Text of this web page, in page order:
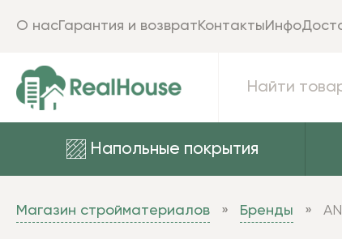
Напольные покрытия
О насГарантия и возвратКонтактыИнфо
Магазин стройматериалов Бренды